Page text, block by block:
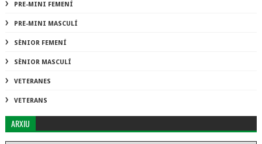
PRE-MINI FEMENÍ
PRE-MINI MASCULÍ
SÈNIOR FEMENÍ
SÈNIOR MASCULÍ
VETERANES
VETERANS
ARXIU